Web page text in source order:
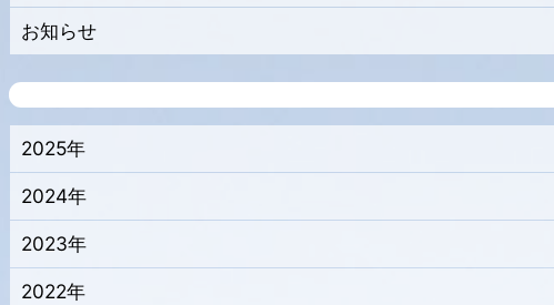
お知らせ
2025年
2024年
2023年
2022年